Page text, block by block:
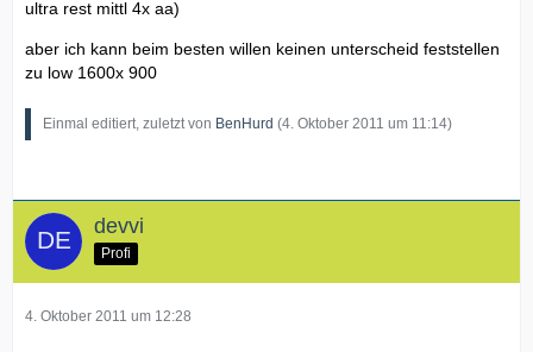
ultra rest mittl 4x aa)
aber ich kann beim besten willen keinen unterscheid feststellen
zu low 1600x 900
Einmal editiert, zuletzt von BenHurd (4. Oktober 2011 um 11:14)
devvi
Profi
4. Oktober 2011 um 12:28